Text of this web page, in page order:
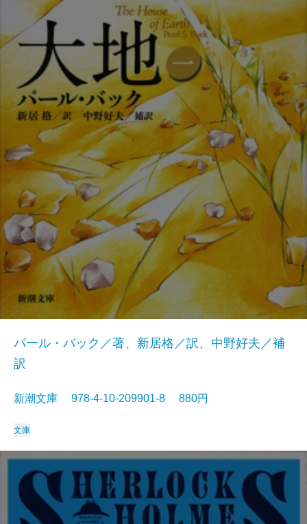
パール・バック／著、新居格／訳、中野好夫／補
訳
新潮文庫 978-4-10-209901-8 880円
文庫